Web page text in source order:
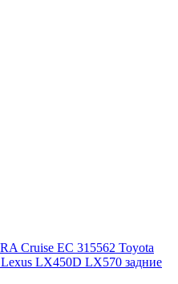
Cruise EC 315562 Toyota
LX450D LX570 задние